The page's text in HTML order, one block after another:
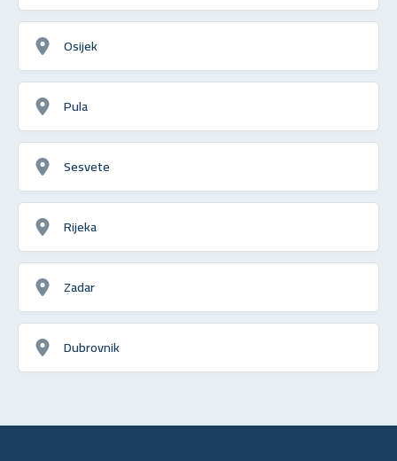
Osijek
Pula
Sesvete
Rijeka
Zadar
Dubrovnik